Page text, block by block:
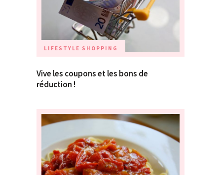
LIFESTYLE SHOPPING
Vive les coupons et les bons de
réduction !